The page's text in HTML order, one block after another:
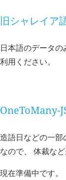
旧シャレイア
日本語のデータ
利用ください。
OneToMany-
造語日などの一
なので、 体裁な
現在準備中です。